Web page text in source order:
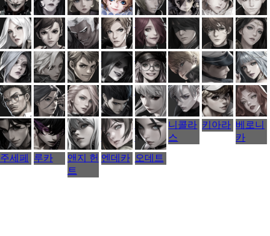
자
세
한
정
보
를
볼
수
있
제키엘 탄야 캐럴
라이샌
더
루드빅 멜빈 디아나 클리브
헬레나 에바 론
레오노
르
시드니 테이 티모시 엘프리
데
티샤 카로슈 라이언
파수꾼
A
에밀리 플로리
안
케니스 이사벨
헤나투 숙희 그레타 바스티
안
재뉴어
리
니콜라
스
키아라 베로니
카
주세페 루카
앤지 헌
트
엔데카 오데트